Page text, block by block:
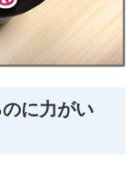
に力がい